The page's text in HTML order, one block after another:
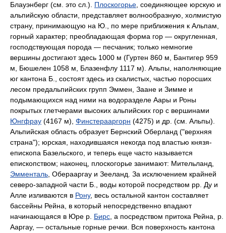
Блауэнберг (см. это сл.). Плоскогорье , соединяющее юрскую и
альпийскую области, представляет волнообразную, холмистую
страну, принимающую на Ю., по мере приближения к Альпам,
горный характер; преобладающая форма гор — округленная,
господствующая порода — песчаник; только немногие
вершины достигают здесь 1000 м (Гуртен 860 м, Бантигер 959
м, Бюшелен 1058 м, Блазенфлу 1117 м). Альпы, наполняющие
юг кантона Б., состоят здесь из скалистых, частью поросших
лесом предальпийских групп Эммен, Заане и Зимме и
подымающихся над ними на водоразделе Аары и Роны
покрытых глетчерами высоких альпийских гор с вершинами
Юнгфрау (4167 м), Финстерааргорн (4275) и др. (см. Альпы).
Альпийская область образует Бернский Оберланд ("верхняя
страна"); юрская, находившаяся некогда под властью князя-
епископа Базельского, и теперь еще часто называется
епископством; наконец, плоскогорье занимают: Мительланд,
Эмменталь , Оберааргау и Зееланд. За исключением крайней
северо-западной части Б., воды которой посредством pp. Ду и
Алле изливаются в Рону, весь остальной кантон составляет
бассейны Рейна, в который непосредственно впадают
начинающаяся в Юре р. Бирс , а посредством притока Рейна, р.
Ааргау, — остальные горные речки. Вся поверхность кантона